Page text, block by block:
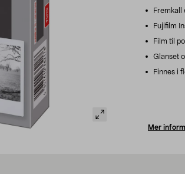
Fremkall
Fujifilm
Film til
Glanset
Finnes i
Mer